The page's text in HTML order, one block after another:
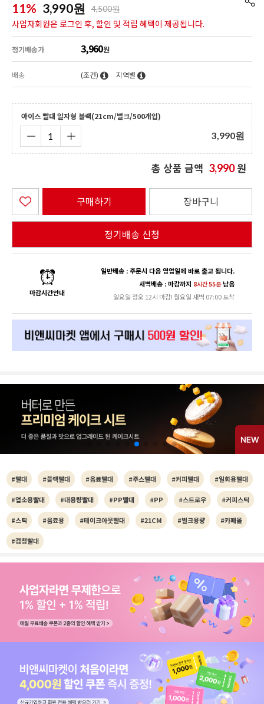
11% 3,990원 4,500원
사업자회원은 로그인 후, 할인 및 적립 혜택이 제공됩니다.
정기배송가 3,960원
배송 (조건) 지역별
아이스 빨대 일자형 블랙(21cm/벌크/500개입)
3,990원
총 상품 금액 3,990원
구매하기 장바구니
정기배송 신청
마감시간안내
일반배송 : 주문시 다음 영업일에 바로 출고 됩니다.
새벽배송 : 마감까지 8시간 55분남음
일요일 정오 12시 마감! 월요일 새벽 07:00 도착
#빨대 #블랙빨대 #음료빨대 #주스빨대 #커피빨대 #일회용빨대
#업소용빨대 #대용량빨대 #PP빨대 #PP #스트로우 #커피스틱
#스틱 #음료용 #테이크아웃빨대 #21CM #벌크용량 #카페몰
#검정빨대